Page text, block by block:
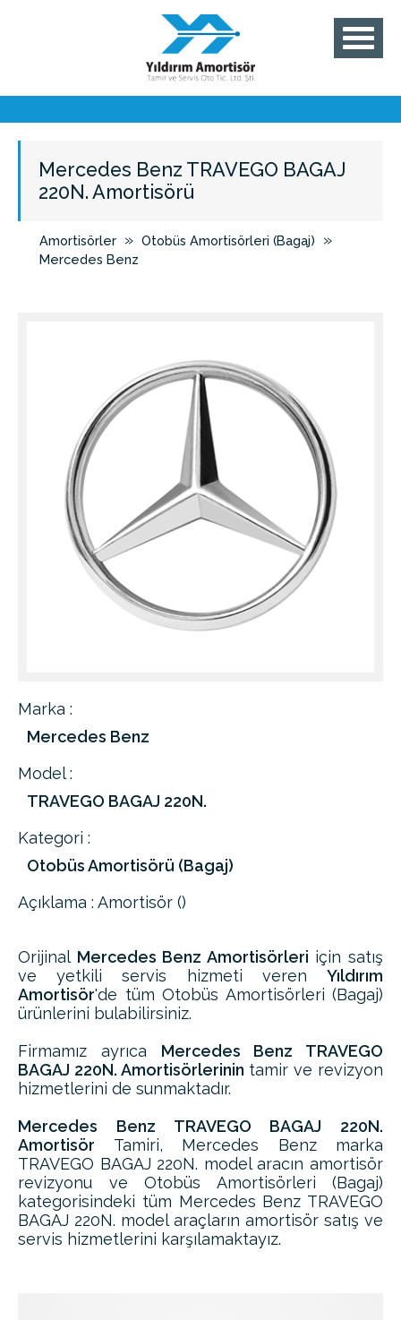
Mercedes Benz TRAVEGO BAGAJ
220N. Amortisörü
Amortisörler » Otobüs Amortisörleri (Bagaj) »
Mercedes Benz
Marka :
Mercedes Benz
Model :
TRAVEGO BAGAJ 220N.
Kategori :
Otobüs Amortisörü (Bagaj)
Açıklama : Amortisör ()
Orijinal Mercedes Benz Amortisörleri için satış
ve yetkili servis hizmeti veren Yıldırım
Amortisör'de tüm Otobüs Amortisörleri (Bagaj)
ürünlerini bulabilirsiniz.
Firmamız ayrıca Mercedes Benz TRAVEGO
BAGAJ 220N. Amortisörlerinin tamir ve revizyon
hizmetlerini de sunmaktadır.
Mercedes Benz TRAVEGO BAGAJ 220N.
Amortisör Tamiri, Mercedes Benz marka
TRAVEGO BAGAJ 220N. model aracın amortisör
revizyonu ve Otobüs Amortisörleri (Bagaj)
kategorisindeki tüm Mercedes Benz TRAVEGO
BAGAJ 220N. model araçların amortisör satış ve
servis hizmetlerini karşılamaktayız.